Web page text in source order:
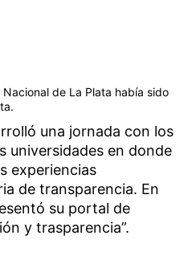
de La Plata había sido
una jornada con los
universidades en donde
experiencias
de transparencia. En
su portal de
y trasparencia”.